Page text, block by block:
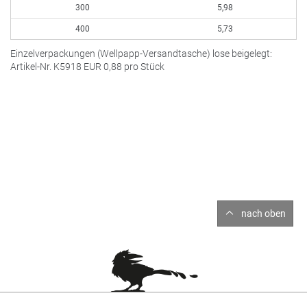
300
400
5,98
5,73
Einzelverpackungen (Wellpapp-Versandtasche) lose beigelegt:
Artikel-Nr. K5918 EUR 0,88 pro Stück
nach oben